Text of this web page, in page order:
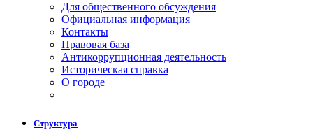
Для общественного обсуждения
Официальная информация
Контакты
Правовая база
Антикоррупционная деятельность
Историческая справка
О городе
Структура